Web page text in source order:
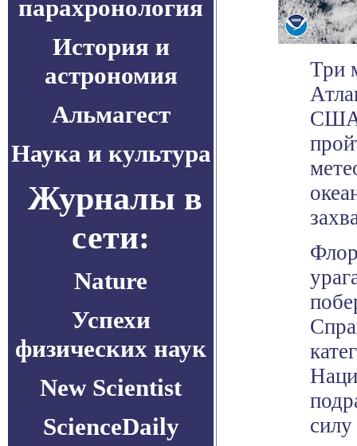
парахронология
История и
астрономия
Альмагест
Наука и культура
Журналы в
сети:
Nature
Успехи
физических наук
New Scientist
ScienceDaily
Три
США